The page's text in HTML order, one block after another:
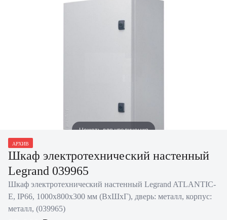
Нажать для увеличения
АРХИВ
Шкаф электротехнический настенный
Legrand 039965
Шкаф электротехнический настенный Legrand ATLANTIC-
E, IP66, 1000х800х300 мм (ВхШхГ), дверь: металл, корпус:
металл, (039965)